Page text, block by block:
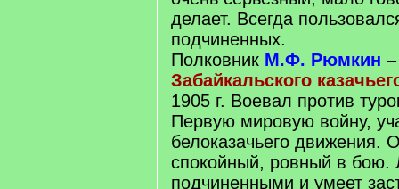
делает. Всегда
подчиненных.
Полковник М.Ф. Рюмкин
Забайкальского
1905 г. Воевал против
Первую мировую войну,
белоказачьего движения.
спокойный, ровный в
подчиненными и умеет